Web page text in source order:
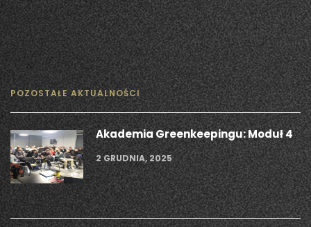
POZOSTAŁE AKTUALNOŚCI
Akademia Greenkeepingu: Moduł 4
2 GRUDNIA, 2025